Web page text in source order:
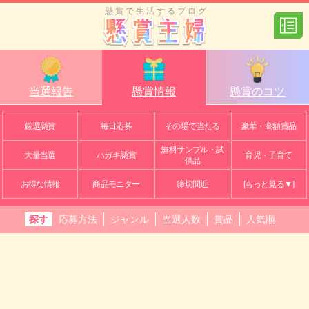
懸賞で生活するブログ
当選報告 懸賞情報 懸賞のコツ
厳選懸賞 毎日応募 その場で当たる 豪華・高額賞品
大量当選 ハガキ懸賞
無料サンプル・試
供品
育児・子育て
お得な情報 商品モニター 締切間近 [もっと見る▼]
探す 応募方法 ジャンル 当選人数 賞品 人気順